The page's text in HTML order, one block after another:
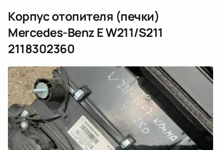
Корпус отопителя (печки)
Mercedes-Benz E W211/S211
2118302360